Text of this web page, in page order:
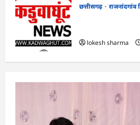
छत्तीसगढ़
राजनांदगांव
lokesh sharma